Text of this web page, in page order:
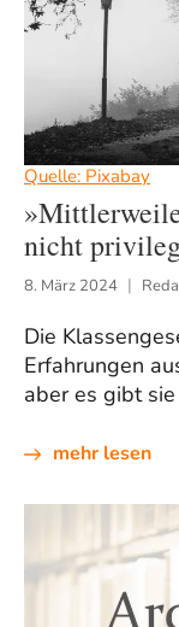
Quelle: Pixabay
nicht
8. März 2024
Die
Erfahrungen
aber es gibt
mehr lesen